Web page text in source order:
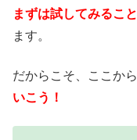
まずは試してみること
ます。
だからこそ、ここか
いこう！